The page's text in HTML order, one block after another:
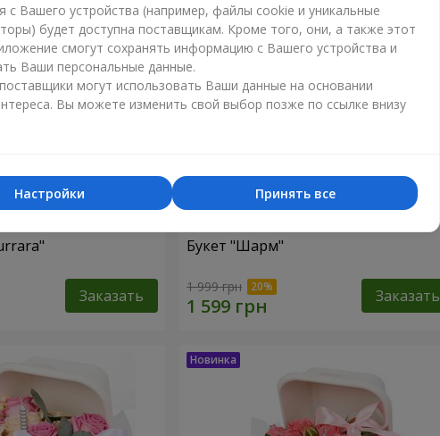
Заказать
Букет "Шарм"
1 999 грн Заказать
с Вашего устройства (например, файлы cookie и уникальные
будет доступна поставщикам. Кроме того, они, а также этот
смогут сохранять информацию с Вашего устройства и
Ваши персональные данные.
могут использовать Ваши данные на основании
Вы можете изменить свой выбор позже по ссылке внизу
Принять все
Настройки